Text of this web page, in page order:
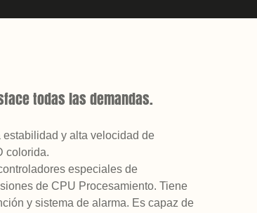
todas las demandas.
estabilidad y alta velocidad de
colorida.
especiales de
de CPU Procesamiento. Tiene
y sistema de alarma. Es capaz de